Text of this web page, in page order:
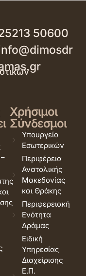
50600
Χρήσιμοι
Σύνδεσμοι
Υπουργείο
Εσωτερικών
Περιφέρεια
Ανατολικής
Μακεδονίας
και Θράκης
Περιφερειακή
Ενότητα
Δράμας
Ειδική
Υπηρεσίας
Διαχείρισης
Ε.Π.